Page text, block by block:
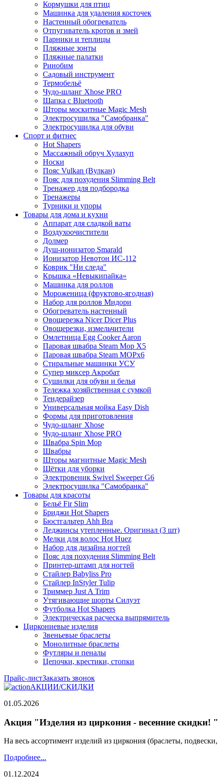
Кормушки для птиц
Машинка для удаления косточек
Настенный обогреватель
Отпугиватель кротов и змей
Парники и теплицы
Пляжные зонты
Пляжные палатки
Ринобим
Садовый инструмент
Термобельё
Чудо-шланг Xhose PRO
Шапка с Bluetooth
Шторы москитные Magic Mesh
Электросушилка "Самобранка"
Электросушилка для обуви
Спорт и фитнес
Hot Shapers
Массажный обруч Хулахуп
Носки
Пояс Vulkan (Вулкан)
Пояс для похудения Slimming Belt
Тренажер для подбородка
Тренажеры
Турники и упоры
Товары для дома и кухни
Аппарат для сладкой ваты
Воздухоочистители
Долмер
Душ-ионизатор Smarald
Ионизатор Невотон ИС-112
Коврик "Ни следа"
Крышка «Невыкипайка»
Машинка для роллов
Мороженица (фруктово-ягодная)
Набор для роллов Мидори
Обогреватель настенный
Овощерезка Nicer Dicer Plus
Овощерезки, измельчители
Омлетница Egg Сooker Aaron
Паровая швабра Steam Mop X5
Паровая швабра Steam MOPх6
Стиральные машинки УСУ
Супер миксер Акробат
Сушилки для обуви и белья
Тележка хозяйственная с сумкой
Тендерайзер
Универсальная мойка Easy Dish
Формы для приготовления
Чудо-шланг Xhose
Чудо-шланг Xhose PRO
Швабра Spin Mop
Швабры
Шторы магнитные Magic Mesh
Щётки для уборки
Электровеник Swivel Sweeper G6
Электросушилка "Самобранка"
Товары для красоты
Бельё Fir Slim
Бриджи Hot Shapers
Бюстгальтер Ahh Bra
Леджинсы утепленные. Оригинал (3 шт)
Мелки для волос Hot Huez
Набор для дизайна ногтей
Пояс для похудения Slimming Belt
Принтер-штамп для ногтей
Стайлер Babyliss Pro
Стайлер InStyler Tulip
Триммер Just A Trim
Утягивающие шорты Силуэт
Футболка Hot Shapers
Электрическая расческа выпрямитель
Циркониевые изделия
Звеньевые браслеты
Монолитные браслеты
Футляры и пеналы
Цепочки, крестики, стопки
Прайс-листЗаказать звонок
АКЦИИ/СКИДКИ
01.05.2026
Акция "Изделия из циркония - весенние скидки! "
На весь ассортимент изделий из циркония (браслеты,
Подробнее...
01.12.2024